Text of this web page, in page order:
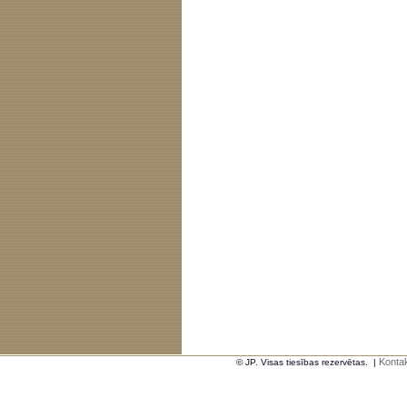
© JP. Visas tiesības rezervētas. |